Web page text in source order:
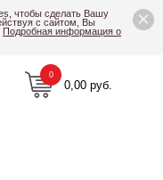
×
чтобы сделать Вашу
с сайтом, Вы
Подробная информация о
0,00 руб.
0